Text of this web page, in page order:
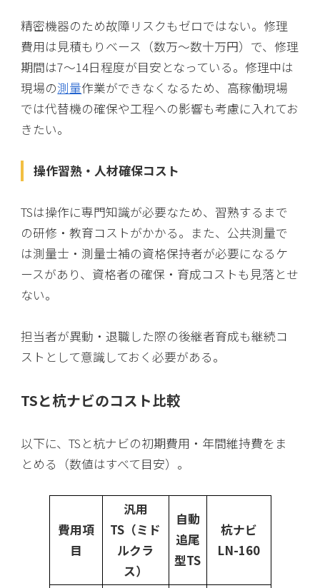
精密機器のため故障リスクもゼロではない。修理
費用は見積もりベース（数万〜数十万円）で、修理
期間は7〜14日程度が目安となっている。修理中は
現場の測量作業ができなくなるため、高稼働現場
では代替機の確保や工程への影響も考慮に入れてお
きたい。
操作習熟・人材確保コスト
TSは操作に専門知識が必要なため、習熟するまで
の研修・教育コストがかかる。また、公共測量で
は測量士・測量士補の資格保持者が必要になるケ
ースがあり、資格者の確保・育成コストも見落とせ
ない。
担当者が異動・退職した際の後継者育成も継続コ
ストとして意識しておく必要がある。
TSと杭ナビのコスト比較
以下に、TSと杭ナビの初期費用・年間維持費をま
とめる（数値はすべて目安）。
費用項
目
汎用
TS（ミド
ルクラ
ス）
自動
追尾
型TS
杭ナビ
LN-160